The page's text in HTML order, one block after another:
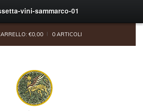
vini-sammarco-01
€0,00 0 ARTICOLI